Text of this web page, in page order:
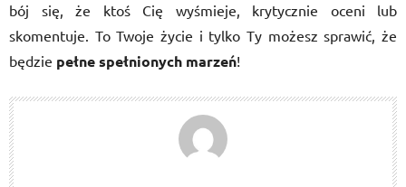
bój się, że ktoś Cię wyśmieje, krytycznie oceni lub
skomentuje. To Twoje życie i tylko Ty możesz sprawić, że
będzie pełne spełnionych marzeń!